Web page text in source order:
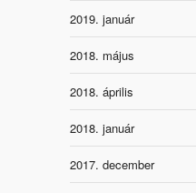
2019. január
2018. május
2018. április
2018. január
2017. december